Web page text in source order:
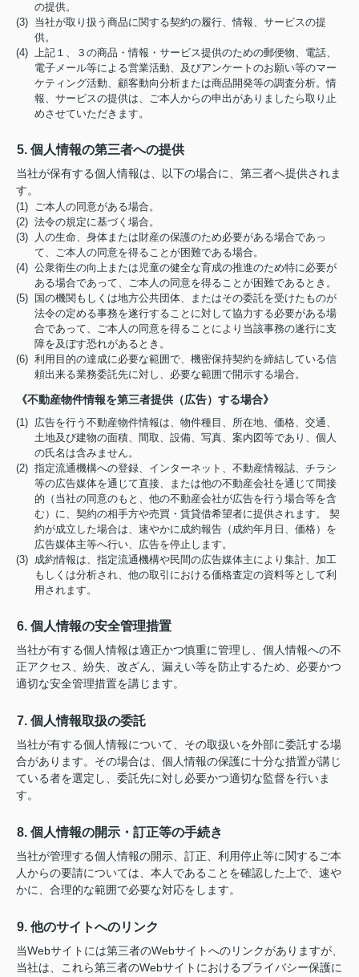
の提供。
(3) 当社が取り扱う商品に関する契約の履行、情報、サービスの提
供。
(4) 上記１、３の商品・情報・サービス提供のための郵便物、電話、
電子メール等による営業活動、及びアンケートのお願い等のマー
ケティング活動、顧客動向分析または商品開発等の調査分析。情
報、サービスの提供は、ご本人からの申出がありましたら取り止
めさせていただきます。
5. 個人情報の第三者への提供
当社が保有する個人情報は、以下の場合に、第三者へ提供されま
す。
(1) ご本人の同意がある場合。
(2) 法令の規定に基づく場合。
(3) 人の生命、身体または財産の保護のため必要がある場合であっ
て、ご本人の同意を得ることが困難である場合。
(4) 公衆衛生の向上または児童の健全な育成の推進のため特に必要が
ある場合であって、ご本人の同意を得ることが困難であるとき。
(5) 国の機関もしくは地方公共団体、またはその委託を受けたものが
法令の定める事務を遂行することに対して協力する必要がある場
合であって、ご本人の同意を得ることにより当該事務の遂行に支
障を及ぼす恐れがあるとき。
(6) 利用目的の達成に必要な範囲で、機密保持契約を締結している信
頼出来る業務委託先に対し、必要な範囲で開示する場合。
《不動産物件情報を第三者提供（広告）する場合》
(1) 広告を行う不動産物件情報は、物件種目、所在地、価格、交通、
土地及び建物の面積、間取、設備、写真、案内図等であり、個人
の氏名は含みません。
(2) 指定流通機構への登録、インターネット、不動産情報誌、チラシ
等の広告媒体を通じて直接、または他の不動産会社を通じて間接
的（当社の同意のもと、他の不動産会社が広告を行う場合等を含
む）に、契約の相手方や売買・賃貸借希望者に提供されます。 契
約が成立した場合は、速やかに成約報告（成約年月日、価格）を
広告媒体主等へ行い、広告を停止します。
(3) 成約情報は、指定流通機構や民間の広告媒体主により集計、加工
もしくは分析され、他の取引における価格査定の資料等として利
用されます。
6. 個人情報の安全管理措置
当社が有する個人情報は適正かつ慎重に管理し、個人情報への不
正アクセス、紛失、改ざん、漏えい等を防止するため、必要かつ
適切な安全管理措置を講じます。
7. 個人情報取扱の委託
当社が有する個人情報について、その取扱いを外部に委託する場
合があります。その場合は、個人情報の保護に十分な措置が講じ
ている者を選定し、委託先に対し必要かつ適切な監督を行いま
す。
8. 個人情報の開示・訂正等の手続き
当社が管理する個人情報の開示、訂正、利用停止等に関するご本
人からの要請については、本人であることを確認した上で、速や
かに、合理的な範囲で必要な対応をします。
9. 他のサイトへのリンク
当Webサイトには第三者のWebサイトへのリンクがありますが、
当社は、これら第三者のWebサイトにおけるプライバシー保護に